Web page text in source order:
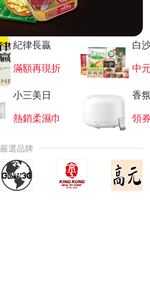
紀律長贏
滿額再現折
白
中
小三美日
熱銷柔濕巾
香
領
嚴選品牌